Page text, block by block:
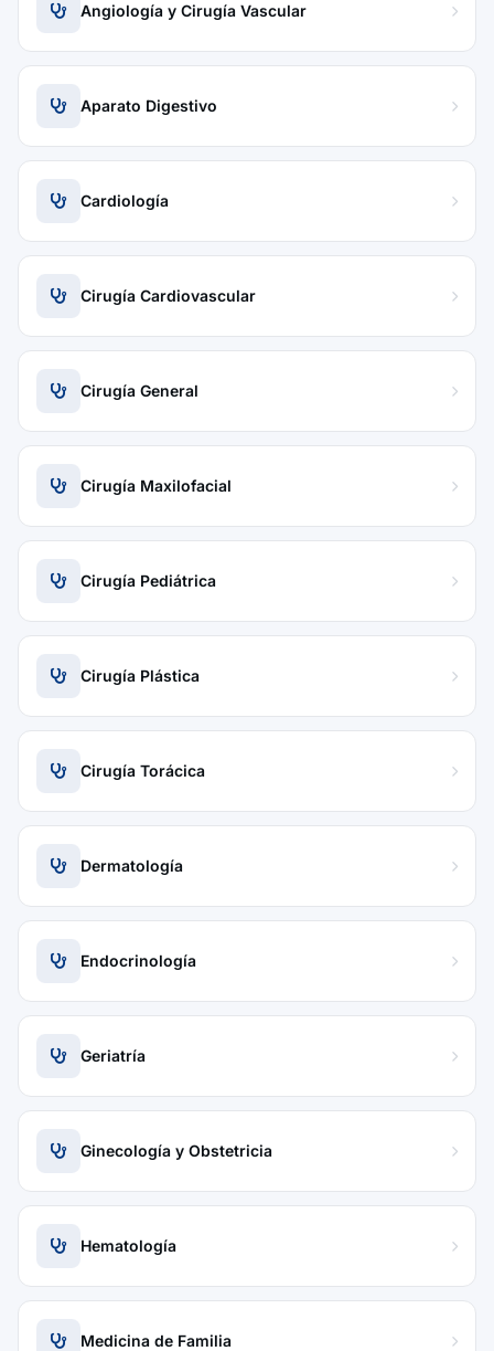
Angiología y Cirugía Vascular
Aparato Digestivo
Cardiología
Cirugía Cardiovascular
Cirugía General
Cirugía Maxilofacial
Cirugía Pediátrica
Cirugía Plástica
Cirugía Torácica
Dermatología
Endocrinología
Geriatría
Ginecología y Obstetricia
Hematología
Medicina de Familia